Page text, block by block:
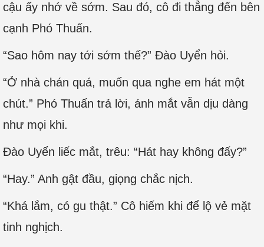
cậu ấy nhớ về sớm. Sau đó, cô đi thẳng đến bên
cạnh Phó Thuấn.
“Sao hôm nay tới sớm thế?” Đào Uyển hỏi.
“Ở nhà chán quá, muốn qua nghe em hát một
chút.” Phó Thuấn trả lời, ánh mắt vẫn dịu dàng
như mọi khi.
Đào Uyển liếc mắt, trêu: “Hát hay không đấy?”
“Hay.” Anh gật đầu, giọng chắc nịch.
“Khá lắm, có gu thật.” Cô hiếm khi để lộ vẻ mặt
tinh nghịch.